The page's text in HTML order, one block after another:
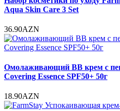
Aqua Skin Care 3 Set
36.90AZN
Омолаживающий ВВ крем с
Covering Essence SPF50+ 50г
18.90AZN